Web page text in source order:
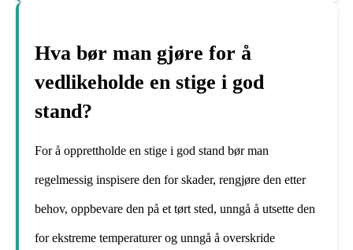
Hva bør man gjøre for å
vedlikeholde en stige i god
stand?
For å opprettholde en stige i god stand bør man
regelmessig inspisere den for skader, rengjøre den etter
behov, oppbevare den på et tørt sted, unngå å utsette den
for ekstreme temperaturer og unngå å overskride